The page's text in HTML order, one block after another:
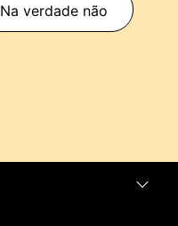
Na verdade não